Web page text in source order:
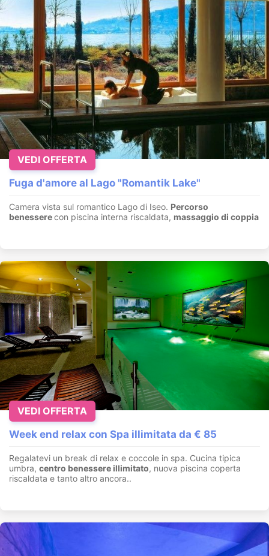
Fuga d'amore al Lago "Romantik Lake"
Camera vista sul romantico Lago di Iseo. Percorso
benesserecon piscina interna riscaldata, massaggio di coppia
VEDI OFFERTA
Week end relax con Spa illimitata da € 85
Regalatevi un break di relax e coccole in spa. Cucina tipica
umbra, centro benessere illimitato, nuova piscina coperta
riscaldata e tanto altro ancora..
VEDI OFFERTA